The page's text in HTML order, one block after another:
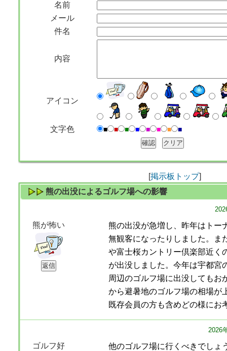
名前
メール
件名
内容
アイコン
文字色 ■ ■ ■ ■ ■ ■ ■ ■
[掲示板トップ]
熊の出没によるゴルフ場への影響
熊が怖い
熊の出没が急増し、昨年はトー
無観客になったりしました。ま
や富士桜カントリー倶楽部近く
が出没しました。今年は宇都宮
周辺のゴルフ場に出没してもお
から避暑地のゴルフ場の相場が
既存会員の方も含めどの様にお
2026
ゴルフ好
他のゴルフ場に行くべきでしょ